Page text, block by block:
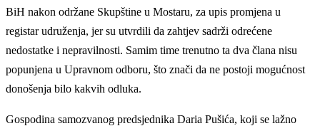
BiH nakon održane Skupštine u Mostaru, za upis promjena u
registar udruženja, jer su utvrdili da zahtjev sadrži odrećene
nedostatke i nepravilnosti. Samim time trenutno ta dva člana nisu
popunjena u Upravnom odboru, što znači da ne postoji mogućnost
donošenja bilo kakvih odluka.
Gospodina samozvanog predsjednika Daria Pušića, koji se lažno